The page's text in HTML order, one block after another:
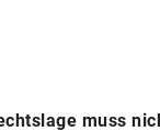
muss